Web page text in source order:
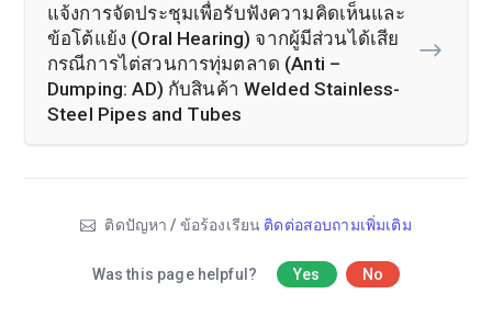
แจ้งการจัดประชุมเพื่อรับฟังความคิดเห็นและ
ข้อโต้แย้ง (Oral Hearing) จากผู้มีส่วนได้เสีย
กรณีการไต่สวนการทุ่มตลาด (Anti –
Dumping: AD) กับสินค้า Welded Stainless-
Steel Pipes and Tubes
ติดปัญหา / ข้อร้องเรียน ติดต่อสอบถามเพิ่มเติม
Was this page helpful? Yes No